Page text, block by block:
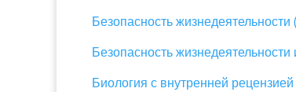
Безопасность
Безопасность
Биология с внутренней рецензией